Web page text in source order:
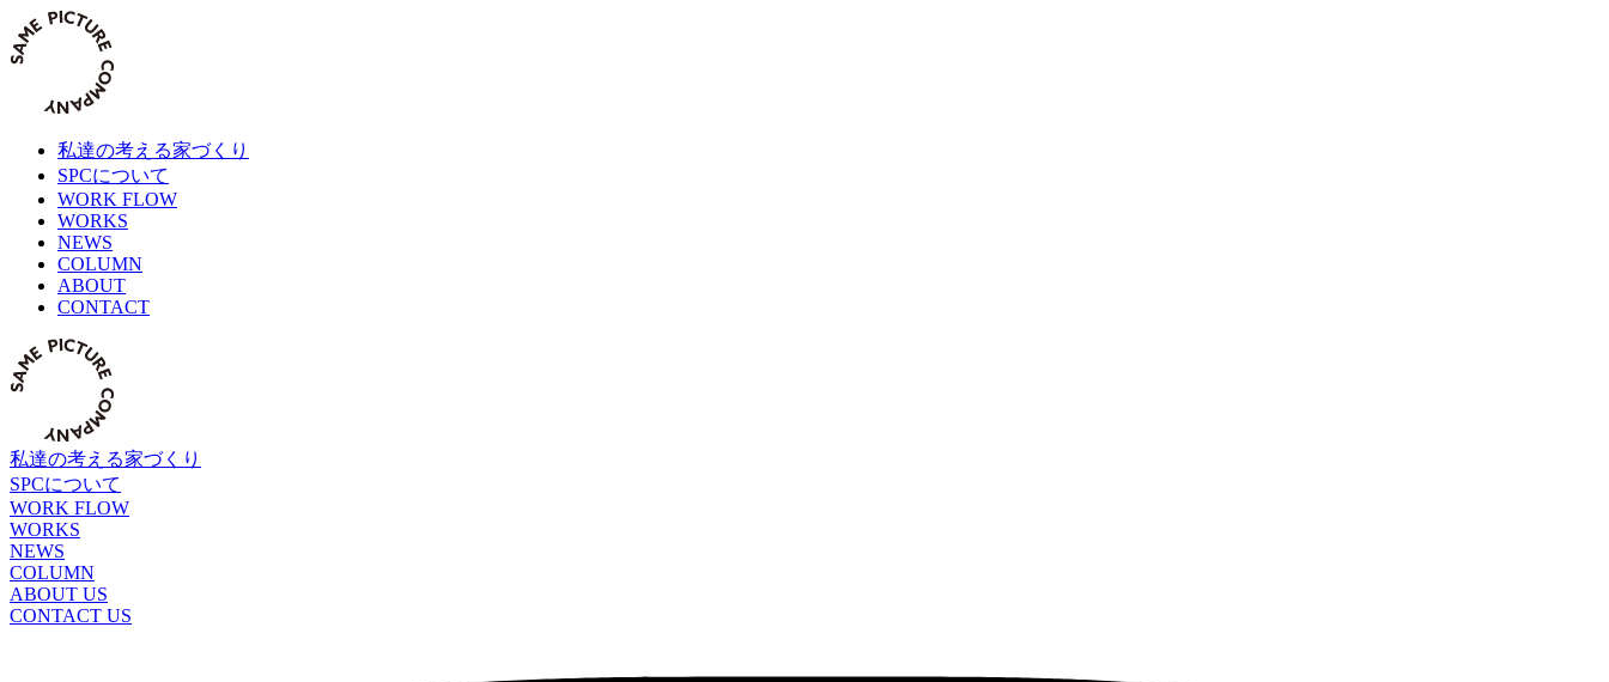
Skip
to
content
私達の考える家づくり
SPCについて
WORK FLOW
WORKS
NEWS
COLUMN
ABOUT
CONTACT
私達の考える家づくり
SPCについて
WORK FLOW
WORKS
NEWS
COLUMN
ABOUT US
CONTACT US